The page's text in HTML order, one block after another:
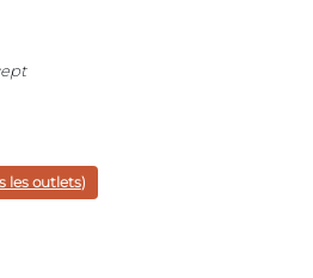
les outlets)